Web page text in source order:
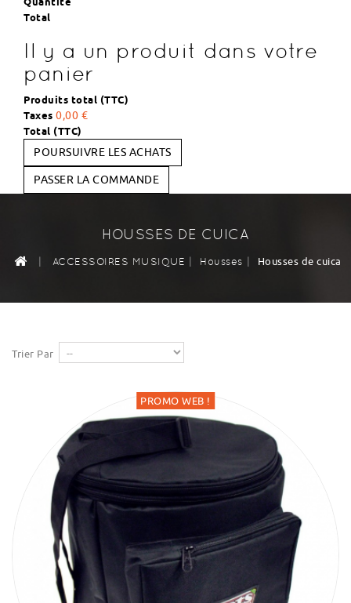
Total
Il y a un produit dans votre
panier
Produits total (TTC)
Taxes 0,00 €
Total (TTC)
POURSUIVRE LES ACHATS
PASSER LA COMMANDE
HOUSSES DE CUICA
| ACCESSOIRES MUSIQUE | Housses | Housses de cuica
Trier Par
PROMO WEB !